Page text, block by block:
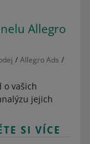
Allegro
Allegro Ads
o vašich
jejich
SI VÍCE